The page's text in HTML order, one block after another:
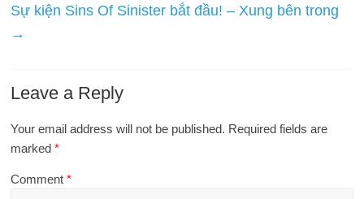
Sự kiện Sins Of Sinister bắt đầu! – Xung bên trong
→
Leave a Reply
Your email address will not be published. Required fields are
marked*
Comment*